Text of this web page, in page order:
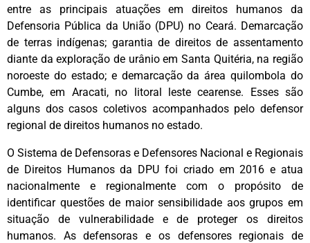
entre as principais atuações em direitos humanos da
Defensoria Pública da União (DPU) no Ceará. Demarcação
de terras indígenas; garantia de direitos de assentamento
diante da exploração de urânio em Santa Quitéria, na região
noroeste do estado; e demarcação da área quilombola do
Cumbe, em Aracati, no litoral leste cearense. Esses são
alguns dos casos coletivos acompanhados pelo defensor
regional de direitos humanos no estado.
O Sistema de Defensoras e Defensores Nacional e Regionais
de Direitos Humanos da DPU foi criado em 2016 e atua
nacionalmente e regionalmente com o propósito de
identificar questões de maior sensibilidade aos grupos em
situação de vulnerabilidade e de proteger os direitos
humanos. As defensoras e os defensores regionais de